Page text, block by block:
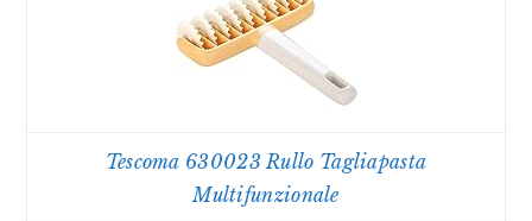
Tescoma 630023 Rullo Tagliapasta
Multifunzionale